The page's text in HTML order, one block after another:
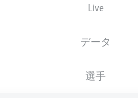
Live
データ
選手
スターティングメンバーは試合開始の 60分